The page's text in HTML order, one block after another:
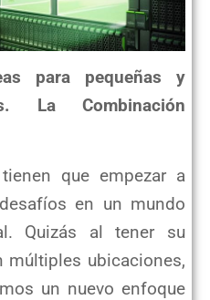
para pequeñas y
La Combinación
que empezar a
en un mundo
Quizás al tener su
ubicaciones,
un nuevo enfoque